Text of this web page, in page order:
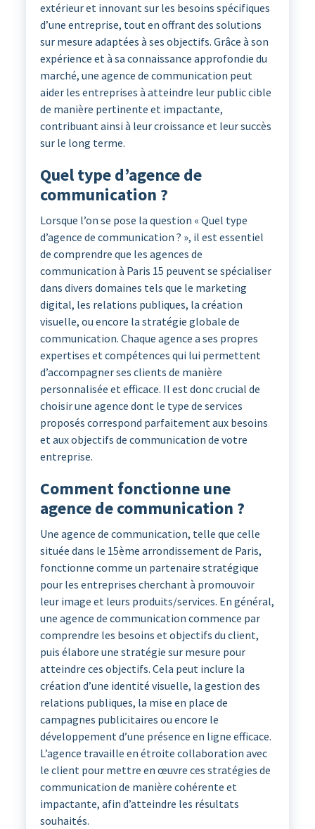
extérieur et innovant sur les besoins spécifiques
d’une entreprise, tout en offrant des solutions
sur mesure adaptées à ses objectifs. Grâce à son
expérience et à sa connaissance approfondie du
marché, une agence de communication peut
aider les entreprises à atteindre leur public cible
de manière pertinente et impactante,
contribuant ainsi à leur croissance et leur succès
sur le long terme.
Quel type d’agence de
communication ?
Lorsque l’on se pose la question « Quel type
d’agence de communication ? », il est essentiel
de comprendre que les agences de
communication à Paris 15 peuvent se spécialiser
dans divers domaines tels que le marketing
digital, les relations publiques, la création
visuelle, ou encore la stratégie globale de
communication. Chaque agence a ses propres
expertises et compétences qui lui permettent
d’accompagner ses clients de manière
personnalisée et efficace. Il est donc crucial de
choisir une agence dont le type de services
proposés correspond parfaitement aux besoins
et aux objectifs de communication de votre
entreprise.
Comment fonctionne une
agence de communication ?
Une agence de communication, telle que celle
située dans le 15ème arrondissement de Paris,
fonctionne comme un partenaire stratégique
pour les entreprises cherchant à promouvoir
leur image et leurs produits/services. En général,
une agence de communication commence par
comprendre les besoins et objectifs du client,
puis élabore une stratégie sur mesure pour
atteindre ces objectifs. Cela peut inclure la
création d’une identité visuelle, la gestion des
relations publiques, la mise en place de
campagnes publicitaires ou encore le
développement d’une présence en ligne efficace.
L’agence travaille en étroite collaboration avec
le client pour mettre en œuvre ces stratégies de
communication de manière cohérente et
impactante, afin d’atteindre les résultats
souhaités.